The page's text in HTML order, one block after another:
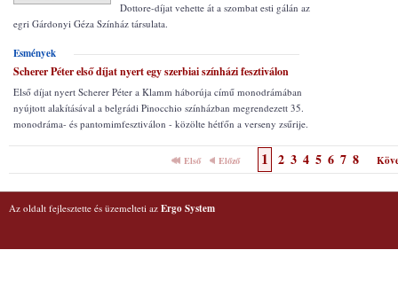
Dottore-díjat vehette át a szombat esti gálán az
egri Gárdonyi Géza Színház társulata.
Esmények
Scherer Péter első díjat nyert egy szerbiai színházi fesztiválon
Első díjat nyert Scherer Péter a Klamm háborúja című monodrámában
nyújtott alakításával a belgrádi Pinocchio színházban megrendezett 35.
monodráma- és pantomimfesztiválon - közölte hétfőn a verseny zsűrije.
Első Előző 1 2 3 4 5 6 7 8
Az oldalt fejlesztette és üzemelteti az Ergo System